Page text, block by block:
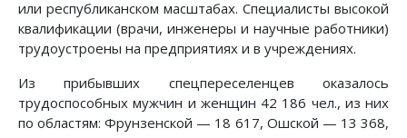
или республиканском масштабах. Специалисты высокой
квалификации (врачи, инженеры и научные работники)
трудоустроены на предприятиях и в учреждениях.
Из прибывших спецпереселенцев оказалось
трудоспособных мужчин и женщин 42 186 чел., из них
по областям: Фрунзенской — 18 617, Ошской — 13 368,